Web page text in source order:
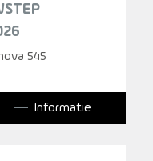
545
Informatie